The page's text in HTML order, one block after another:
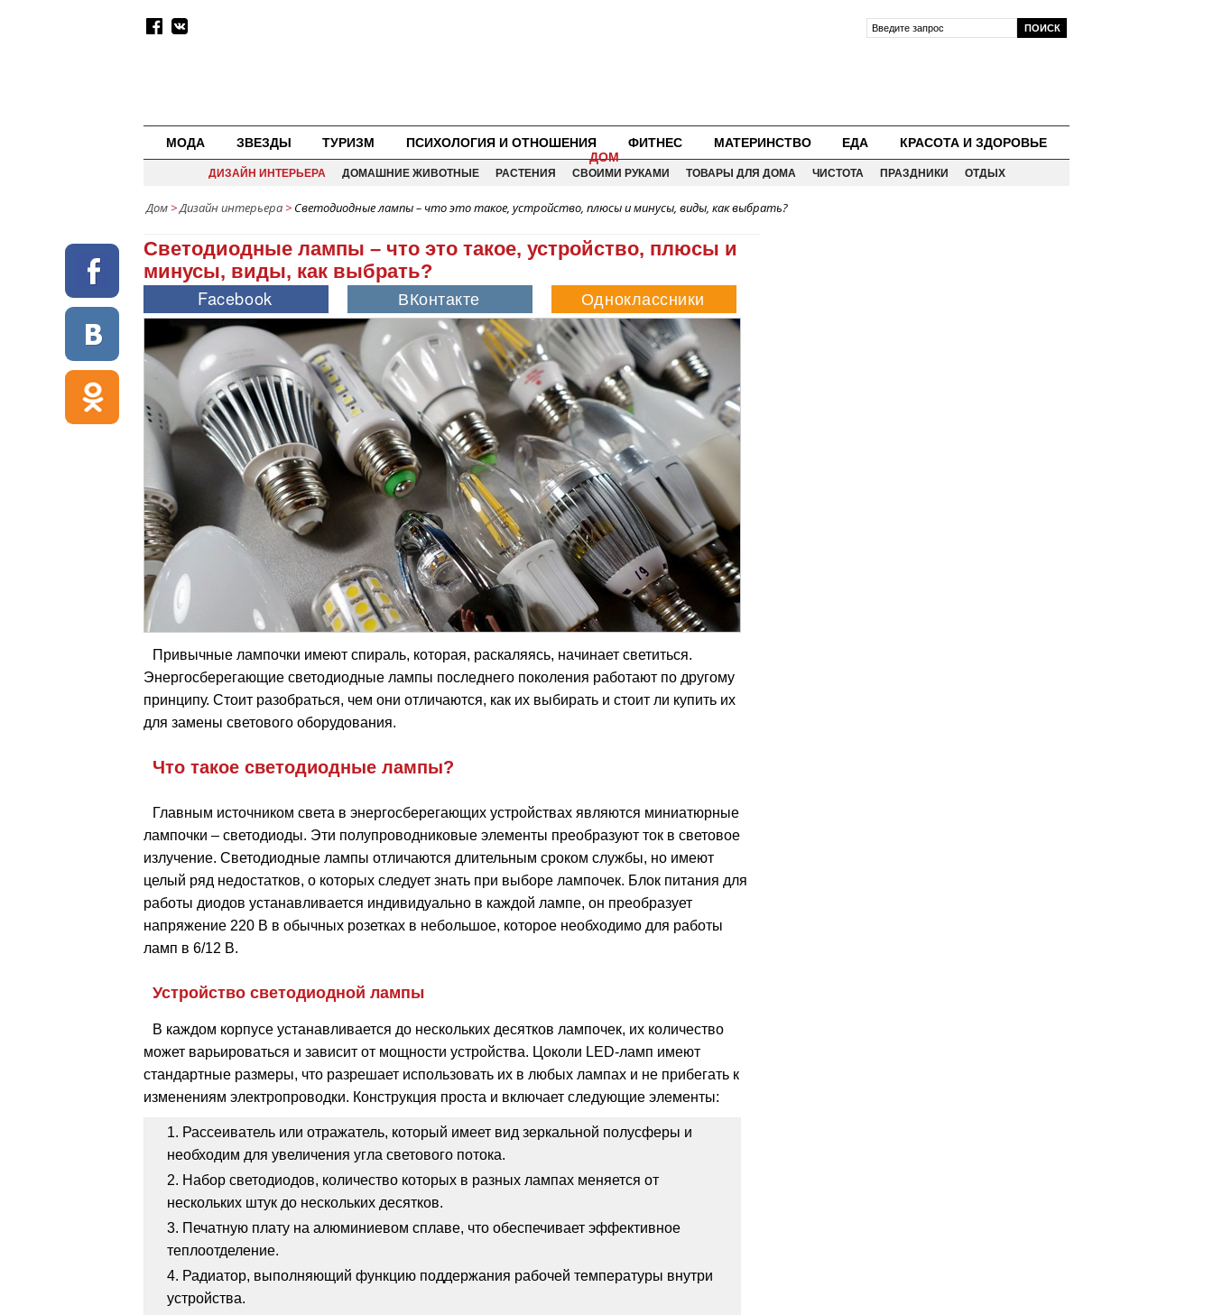
МОДА ЗВЕЗДЫ ТУРИЗМ ПСИХОЛОГИЯ И ОТНОШЕНИЯ ФИТНЕС МАТЕРИНСТВО ЕДА
КРАСОТА И ЗДОРОВЬЕ
ДОМ
ДИЗАЙН ИНТЕРЬЕРА ДОМАШНИЕ ЖИВОТНЫЕ РАСТЕНИЯ СВОИМИ РУКАМИ ТОВАРЫ ДЛЯ ДОМА ЧИСТОТА ПРАЗДНИКИ ОТДЫХ
Дом >Дизайн интерьера > Светодиодные лампы – что это такое, устройство, плюсы и минусы, виды, как выбрать?
Светодиодные лампы – что это такое, устройство, плюсы и
минусы, виды, как выбрать?
Привычные лампочки имеют спираль, которая, раскаляясь, начинает светиться.
Энергосберегающие светодиодные лампы последнего поколения работают по другому
принципу. Стоит разобраться, чем они отличаются, как их выбирать и стоит ли купить их
для замены светового оборудования.
Что такое светодиодные лампы?
Главным источником света в энергосберегающих устройствах являются миниатюрные
лампочки – светодиоды. Эти полупроводниковые элементы преобразуют ток в световое
излучение. Светодиодные лампы отличаются длительным сроком службы, но имеют
целый ряд недостатков, о которых следует знать при выборе лампочек. Блок питания для
работы диодов устанавливается индивидуально в каждой лампе, он преобразует
напряжение 220 В в обычных розетках в небольшое, которое необходимо для работы
ламп в 6/12 В.
Устройство светодиодной лампы
В каждом корпусе устанавливается до нескольких десятков лампочек, их количество
может варьироваться и зависит от мощности устройства. Цоколи LED-ламп имеют
стандартные размеры, что разрешает использовать их в любых лампах и не прибегать к
изменениям электропроводки. Конструкция проста и включает следующие элементы:
Рассеиватель или отражатель, который имеет вид зеркальной полусферы и
необходим для увеличения угла светового потока.
Набор светодиодов, количество которых в разных лампах меняется от
нескольких штук до нескольких десятков.
Печатную плату на алюминиевом сплаве, что обеспечивает эффективное
теплоотделение.
Радиатор, выполняющий функцию поддержания рабочей температуры внутри
устройства.